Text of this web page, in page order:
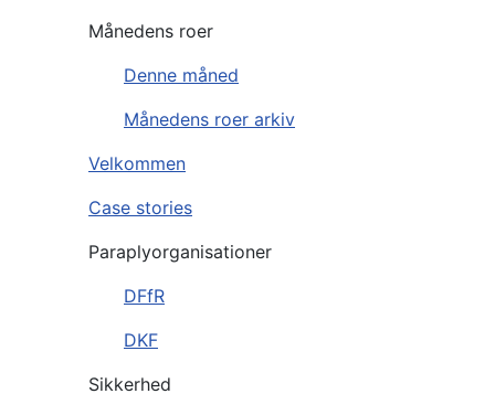
Månedens roer
Denne måned
Månedens roer arkiv
Velkommen
Case stories
Paraplyorganisationer
DFfR
DKF
Sikkerhed